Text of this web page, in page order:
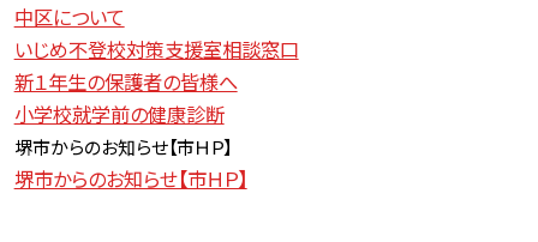
中区について
いじめ不登校対策支援室相談窓口
新１年生の保護者の皆様へ
小学校就学前の健康診断
堺市からのお知らせ【市ＨＰ】
堺市からのお知らせ【市ＨＰ】